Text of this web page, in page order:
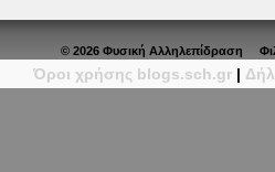
© 2026 Φυσική Αλληλεπίδραση
Όροι χρήσης blogs.sch.gr |